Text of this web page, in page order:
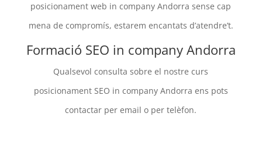
posicionament web in company Andorra sense cap
mena de compromís, estarem encantats d’atendre’t.
Formació SEO in company Andorra
Qualsevol consulta sobre el nostre curs
posicionament SEO in company Andorra ens pots
contactar per email o per telèfon.